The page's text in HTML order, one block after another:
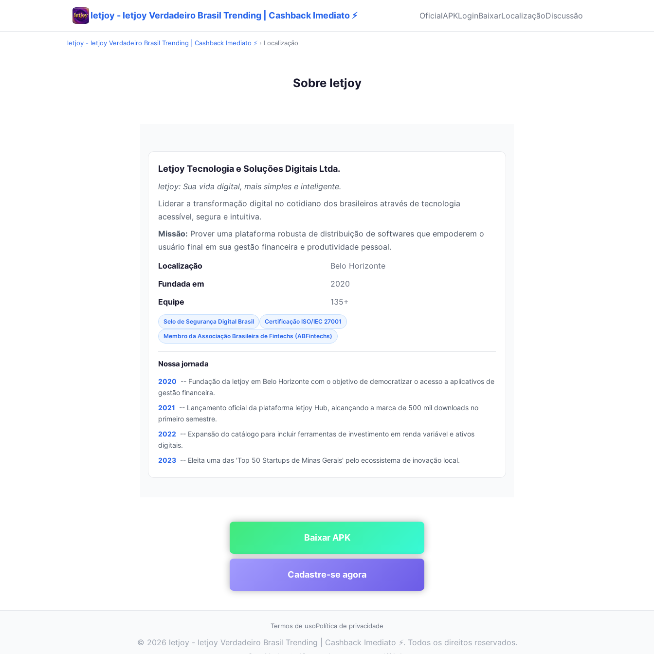
letjoy - letjoy Verdadeiro Brasil Trending | Cashback Imediato ⚡ OficialAPKLoginBaixarLocalizaçãoDiscussão
letjoy - letjoy Verdadeiro Brasil Trending | Cashback Imediato ⚡ › Localização
Sobre letjoy
Letjoy Tecnologia e Soluções Digitais Ltda.
letjoy: Sua vida digital, mais simples e inteligente.
Liderar a transformação digital no cotidiano dos brasileiros através de tecnologia
acessível, segura e intuitiva.
Missão: Prover uma plataforma robusta de distribuição de softwares que empoderem o
usuário final em sua gestão financeira e produtividade pessoal.
Localização
Belo Horizonte
Fundada em
2020
Equipe
135+
Selo de Segurança Digital Brasil
Certificação ISO/IEC 27001
Membro da Associação Brasileira de Fintechs (ABFintechs)
Nossa jornada
2020 -- Fundação da letjoy em Belo Horizonte com o objetivo de democratizar o acesso a aplicativos de
gestão financeira.
2021 -- Lançamento oficial da plataforma letjoy Hub, alcançando a marca de 500 mil downloads no
primeiro semestre.
2022 -- Expansão do catálogo para incluir ferramentas de investimento em renda variável e ativos
digitais.
2023 -- Eleita uma das 'Top 50 Startups de Minas Gerais' pelo ecossistema de inovação local.
Baixar APK
Cadastre-se agora
Termos de usoPolítica de privacidade
© 2026 letjoy - letjoy Verdadeiro Brasil Trending | Cashback Imediato ⚡. Todos os direitos reservados.